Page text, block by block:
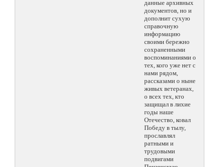
данные архивных
документов, но и
дополнит сухую
справочную
информацию
своими бережно
сохраненными
воспоминаниями о
тех, кого уже нет с
нами рядом,
рассказами о ныне
живых ветеранах,
о всех тех, кто
защищал в лихие
годы наше
Отечество, ковал
Победу в тылу,
прославлял
ратными и
трудовыми
подвигами